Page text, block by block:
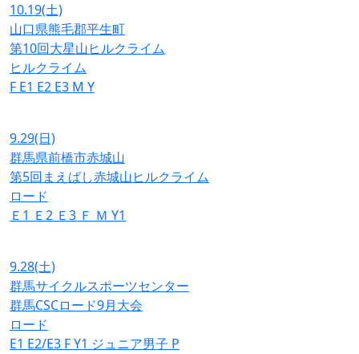
10.19(土)
山口県熊毛郡平生町
第10回大星山ヒルクライム
ヒルクライム
F E1 E2 E3 M Y
9.29(日)
群馬県前橋市赤城山
第5回まえばし赤城山ヒルクライム
ロード
Ｅ1 Ｅ2 Ｅ3 Ｆ Ｍ Y1
9.28(土)
群馬サイクルスポーツセンター
群馬CSCロード9月大会
ロード
E1 E2/E3 FY1 ジュニア男子 P